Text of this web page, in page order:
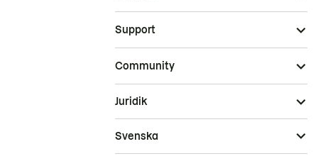
Support
Community
Juridik
Svenska